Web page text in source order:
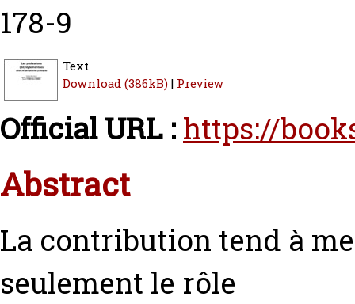
178-9
Text
Download (386kB)| Preview
Official URL : https://
Abstract
La contribution tend à
seulement le rôle